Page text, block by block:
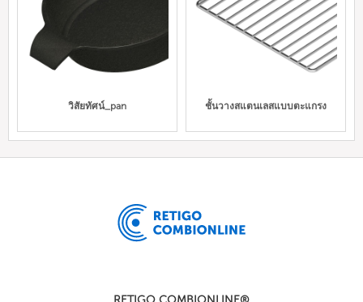
วิสัยทัศน์_pan ชั้นวางสแตนเลสแบบตะแกรง